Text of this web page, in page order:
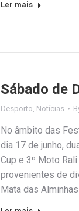
Ler mais
Sábado de
Desporto Notícias
No âmbito das
dia 17 de junho,
Cup e 3º Moto
provenientes de
Mata das